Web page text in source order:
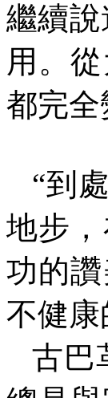
繼續
用。
都完
“到
地步
功的
不健康
古巴